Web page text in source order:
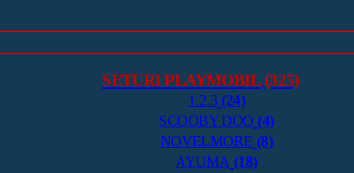
SETURI PLAYMOBIL (325)
1.2.3 (24)
SCOOBY DOO (4)
NOVELMORE (8)
AYUMA (18)